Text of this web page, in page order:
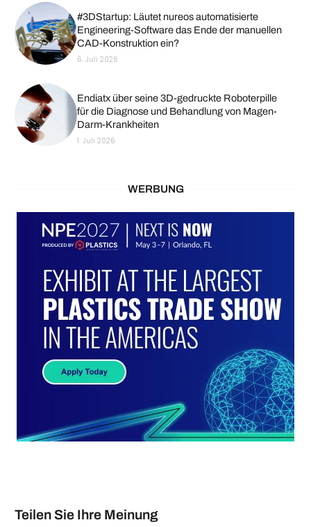
#3DStartup: Läutet nureos automatisierte
Engineering-Software das Ende der manuellen
CAD-Konstruktion ein?
6. Juli 2026
Endiatx über seine 3D-gedruckte Roboterpille
für die Diagnose und Behandlung von Magen-
Darm-Krankheiten
1. Juli 2026
WERBUNG
Teilen Sie Ihre Meinung